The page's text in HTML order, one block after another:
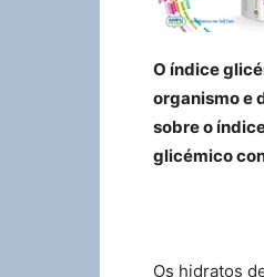
O índice
organismo e
sobre o
glicémico
Os hidratos